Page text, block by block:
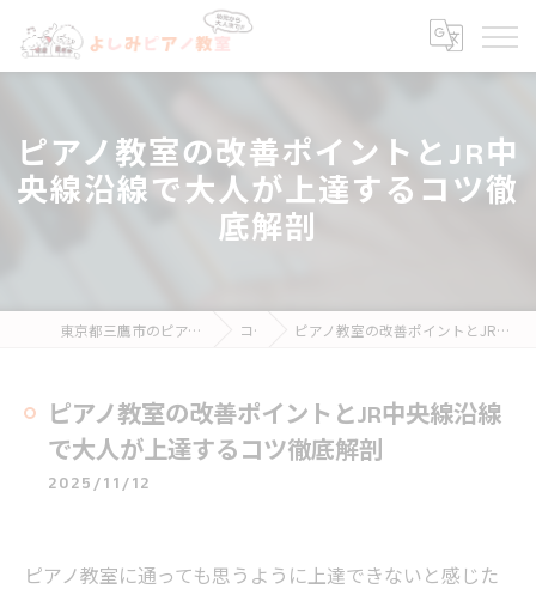
ピアノ教室の改善ポイントとJR中
央線沿線で大人が上達するコツ徹
底解剖
東京都三鷹市のピアノ教室ならよしみピアノ教室 コラム ピアノ教室の改善ポイントとJR中央線沿線で大人が上達するコツ徹底解剖
ピアノ教室の改善ポイントとJR中央線沿線
で大人が上達するコツ徹底解剖
2025/11/12
ピアノ教室に通っても思うように上達できないと感じた